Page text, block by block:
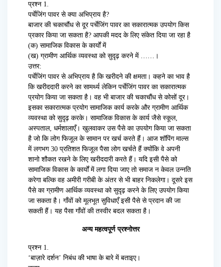
प्रश्न 1.
पर्चेजिंग पावर से क्या अभिप्राय है?
बाजार की चकाचौंध से दूर पर्चेजिंग पावर का सकारात्मक उपयोग किस
प्रकार किया जा सकता है? आपकी मदद के लिए संकेत दिया जा रहा है
(क) सामाजिक विकास के कार्यों में
(ख) ग्रामीण आर्थिक व्यवस्था को सुदृढ़ करने में ……।
उत्तर:
पर्चेजिंग पावर से अभिप्राय है कि खरीदने की क्षमता। कहने का भाव है
कि खरीददारी करने का सामर्थ्य लेकिन पर्चेजिंग पावर का सकारात्मक
प्रयोग किया जा सकता है। वह भी बाजार की चकाचौंध से कोसों दूर।
इसका सकारात्मक प्रयोग सामाजिक कार्य करके और ग्रामीण आर्थिक
व्यवस्था को सुदृढ़ करके। सामाजिक विकास के कार्य जैसे स्कूल,
अस्पताल, धर्मशालाएँ। खुलवाकर उस पैसे का उपयोग किया जा सकता
है जो कि लोग फिजूल के सामान पर खर्च करते हैं। आज शॉपिंग माल्स
में लगभग 30 प्रतिशत फिजूल पैसा लोग खर्चते हैं क्योंकि वे अपनी
शानो शौकत रखने के लिए खरीददारी करते हैं। यदि इसी पैसे को
सामाजिक विकास के कार्यों में लगा दिया जाए तो समाज न केवल उन्नति
करेगा बल्कि वह अमीरी गरीबी के अंतर से भी बाहर निकलेगा। दूसरे इस
पैसे का ग्रामीण आर्थिक व्यवस्था को सुदृढ़ करने के लिए उपयोग किया
जा सकता है। गाँवों को मूलभूत सुविधाएँ इसी पैसे से प्रदान की जा
सकती हैं। यह पैसा गाँवों की तस्वीर बदल सकता है।
अन्य महत्वपूर्ण प्रश्नोत्तर
प्रश्न 1.
‘बाज़ारे दर्शन’ निबंध की भाषा के बारे में बताइए।